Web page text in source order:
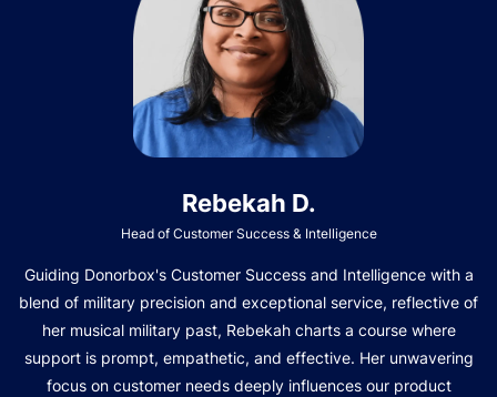
Rebekah D.
Head of Customer Success & Intelligence
Guiding Donorbox's Customer Success and Intelligence with a
blend of military precision and exceptional service, reflective of
her musical military past, Rebekah charts a course where
support is prompt, empathetic, and effective. Her unwavering
focus on customer needs deeply influences our product